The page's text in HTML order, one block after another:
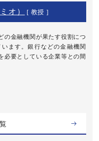
オ） [ 教授 ]
の金融機関が果たす役割につ
ます。銀行などの金融機関
必要としている企業等との間